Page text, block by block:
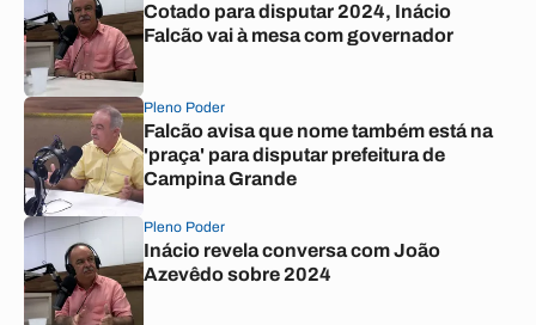
Cotado para disputar 2024, Inácio
Falcão vai à mesa com governador
Pleno Poder
Falcão avisa que nome também está na
'praça' para disputar prefeitura de
Campina Grande
Pleno Poder
Inácio revela conversa com João
Azevêdo sobre 2024